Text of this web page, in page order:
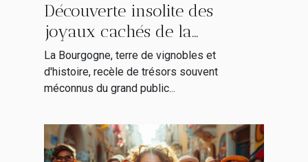
Découverte insolite des
joyaux cachés de la
Bourgogne stratégies SEO
pour explorer hors des
sentiers battus
La Bourgogne, terre de vignobles et
d'histoire, recèle de trésors souvent
méconnus du grand public...